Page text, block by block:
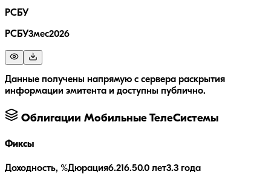
РСБУ
РСБУ3мес2026
Данные получены напрямую с сервера раскрытия
информации эмитента и доступны публично.
Облигации Мобильные ТелеСистемы
Фиксы
Доходность, %Дюрация6.216.50.0 лет3.3 года